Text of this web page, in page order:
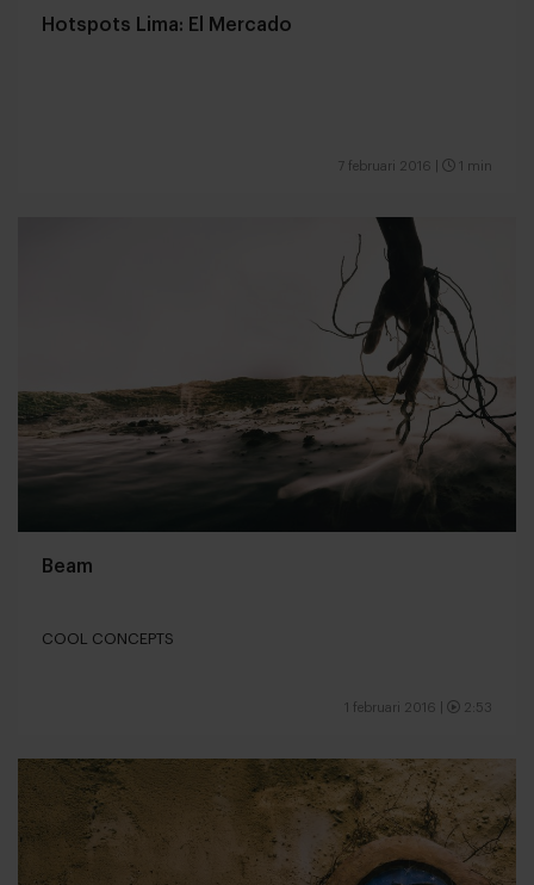
Hotspots Lima: El Mercado
7 februari 2016 1 min
Beam
COOL CONCEPTS
1 februari 2016 2:53